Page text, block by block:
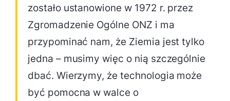
zostało ustanowione w 1972 r. przez
Zgromadzenie Ogólne ONZ i ma
przypominać nam, że Ziemia jest tylko
jedna – musimy więc o nią szczególnie
dbać. Wierzymy, że technologia może
być pomocna w walce o